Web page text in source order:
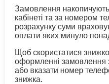
Замовлення
кабінеті та за номером
розрахунку суми
оплати яких минуло
Щоб скористатися
оформленні замовлення
або вказати номер
знижка.